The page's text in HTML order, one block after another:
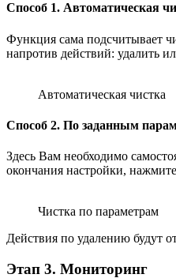
Способ 1. Автоматическая
Функция сама подсчитывает
напротив действий: удалить
Автоматическая чистка
Способ 2. По заданным
Здесь Вам необходимо
окончания настройки,
Чистка по параметрам
Действия по удалению будут
Этап 3. Мониторинг